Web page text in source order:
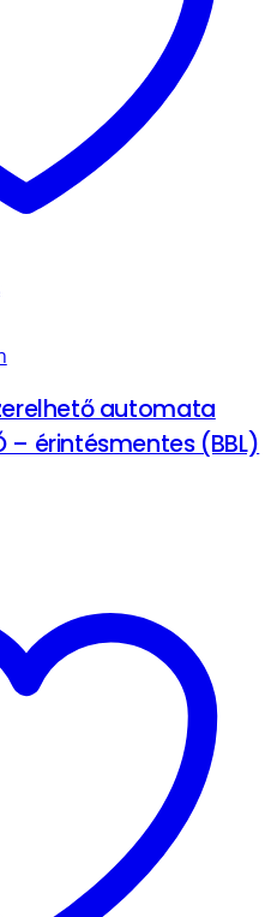
automata
– érintésmentes (BBL)